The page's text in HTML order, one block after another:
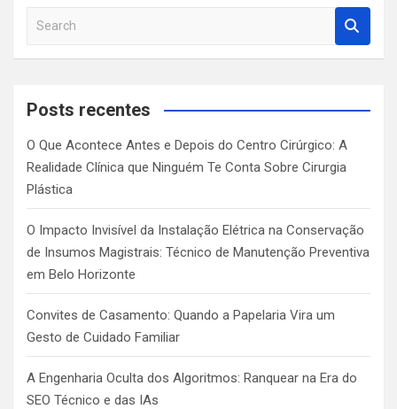
a
c
Posts recentes
O Que Acontece Antes e Depois do Centro Cirúrgico: A
Realidade Clínica que Ninguém Te Conta Sobre Cirurgia
Plástica
O Impacto Invisível da Instalação Elétrica na Conservação
de Insumos Magistrais: Técnico de Manutenção Preventiva
em Belo Horizonte
Convites de Casamento: Quando a Papelaria Vira um
Gesto de Cuidado Familiar
A Engenharia Oculta dos Algoritmos: Ranquear na Era do
SEO Técnico e das IAs